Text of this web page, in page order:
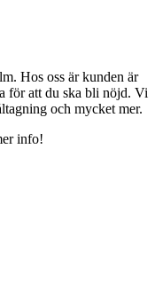
Hos oss är kunden är
för att du ska bli nöjd. Vi
och mycket mer.
info!